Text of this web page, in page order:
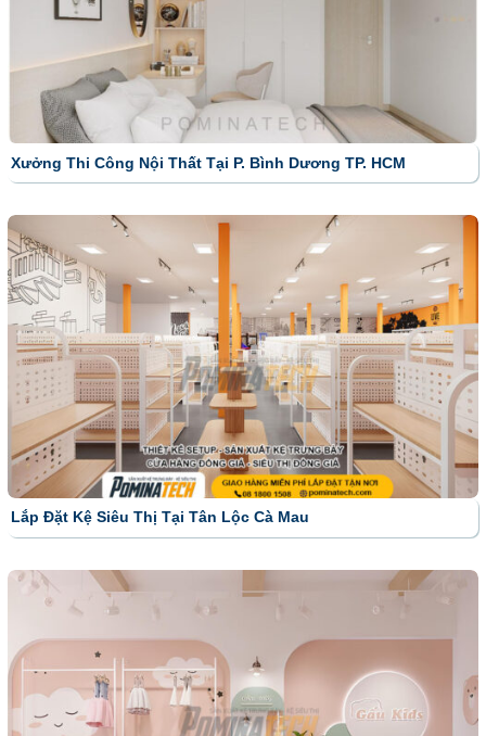
Xưởng Thi Công Nội Thất Tại P. Bình Dương TP. HCM
Lắp Đặt Kệ Siêu Thị Tại Tân Lộc Cà Mau